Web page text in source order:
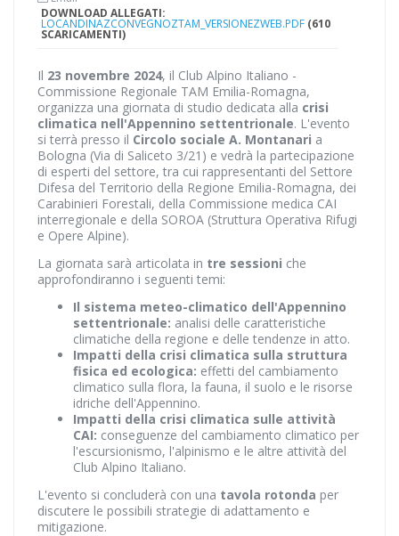
DOWNLOAD ALLEGATI:
LOCANDINAZCONVEGNOZTAM_VERSIONEZWEB.PDF (610
SCARICAMENTI)
Il 23 novembre 2024, il Club Alpino Italiano -
Commissione Regionale TAM Emilia-Romagna,
organizza una giornata di studio dedicata alla crisi
climatica nell'Appennino settentrionale. L'evento
si terrà presso il Circolo sociale A. Montanari a
Bologna (Via di Saliceto 3/21) e vedrà la partecipazione
di esperti del settore, tra cui rappresentanti del Settore
Difesa del Territorio della Regione Emilia-Romagna, dei
Carabinieri Forestali, della Commissione medica CAI
interregionale e della SOROA (Struttura Operativa Rifugi
e Opere Alpine).
La giornata sarà articolata in tre sessioni che
approfondiranno i seguenti temi:
Il sistema meteo-climatico dell'Appennino
settentrionale: analisi delle caratteristiche
climatiche della regione e delle tendenze in atto.
Impatti della crisi climatica sulla struttura
fisica ed ecologica: effetti del cambiamento
climatico sulla flora, la fauna, il suolo e le risorse
idriche dell'Appennino.
Impatti della crisi climatica sulle attività
CAI: conseguenze del cambiamento climatico per
l'escursionismo, l'alpinismo e le altre attività del
Club Alpino Italiano.
L'evento si concluderà con una tavola rotonda per
discutere le possibili strategie di adattamento e
mitigazione.